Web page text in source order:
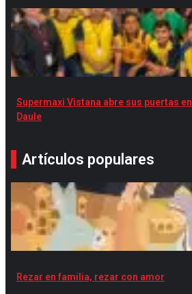
Supermaxi Vistana abre sus puertas en
Daule
Artículos populares
Rezar en familia, rezar con amor